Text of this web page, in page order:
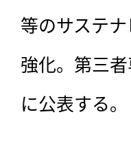
等のサステ
強化。第三
に公表する。